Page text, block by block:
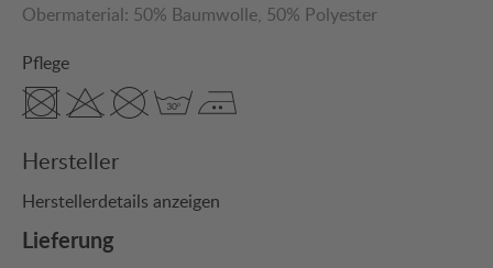
Obermaterial: 50% Baumwolle, 50% Polyester
Pflege
Hersteller
Herstellerdetails anzeigen
Lieferung